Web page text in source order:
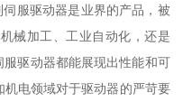
驱动器是业界的产品，被
械加工、工业自动化，还是
驱动器都能展现出性能和可
电领域对于驱动器的严苛要